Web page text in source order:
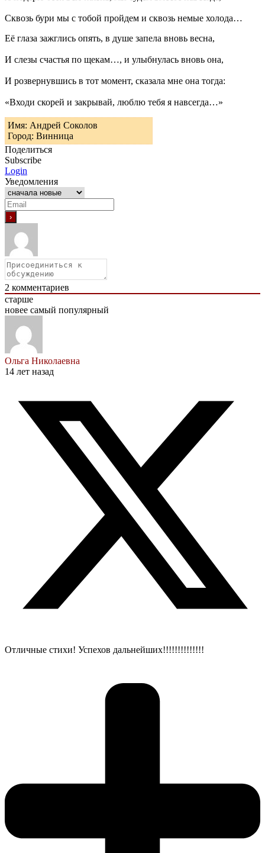
Сквозь бури мы с тобой пройдем и сквозь немые холода…
Её глаза зажглись опять, в душе запела вновь весна,
И слезы счастья по щекам…, и улыбнулась вновь она,
И розвернувшись в тот момент, сказала мне она тогда:
«Входи скорей и закрывай, люблю тебя я навсегда…»
Имя: Андрей Соколов
Город: Винница
Поделиться
Subscribe
Login
Уведомления
2 комментариев
старше
новее самый популярный
Ольга Николаевна
14 лет назад
Отличные стихи! Успехов дальнейших!!!!!!!!!!!!!!